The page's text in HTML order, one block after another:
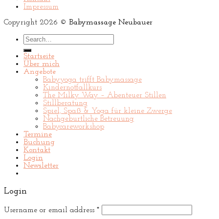
Impressum
Copyright 2026 © Babymassage Neubauer
Search
for:
Startseite
Über mich
Angebote
Babyyoga trifft Babymassage
Kindernotfallkurs
The Milky Way – Abenteuer Stillen
Stillberatung
Spiel, Spaß & Yoga für kleine Zwerge
Nachgeburtliche Betreuung
Babycareworkshop
Termine
Buchung
Kontakt
Login
Newsletter
Login
Username or email address *